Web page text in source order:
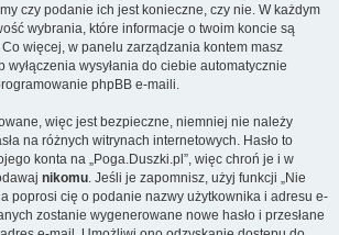
czy podanie ich jest konieczne, czy nie. W każdym
wybrania, które informacje o twoim koncie są
więcej, w panelu zarządzania kontem masz
wyłączenia wysyłania do ciebie automatycznie
phpBB e-maili.
więc jest bezpieczne, niemniej nie należy
na różnych witrynach internetowych. Hasło to
konta na „Poga.Duszki.pl”, więc chroń je i w
nikomu. Jeśli je zapomnisz, użyj funkcji „Nie
poprosi cię o podanie nazwy użytkownika i adresu e-
zostanie wygenerowane nowe hasło i przesłane